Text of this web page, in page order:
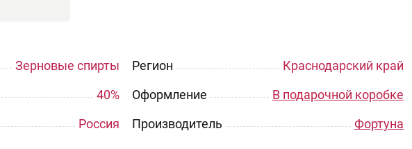
Зерновые спирты
40%
Россия
Регион
Краснодарский край
Оформление
В подарочной коробке
Производитель
Фортуна